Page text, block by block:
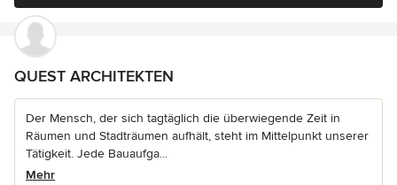
QUEST ARCHITEKTEN
Der Mensch, der sich tagtäglich die überwiegende Zeit in
Räumen und Stadträumen aufhält, steht im Mittelpunkt unserer
Tätigkeit. Jede Bauaufga...
Mehr